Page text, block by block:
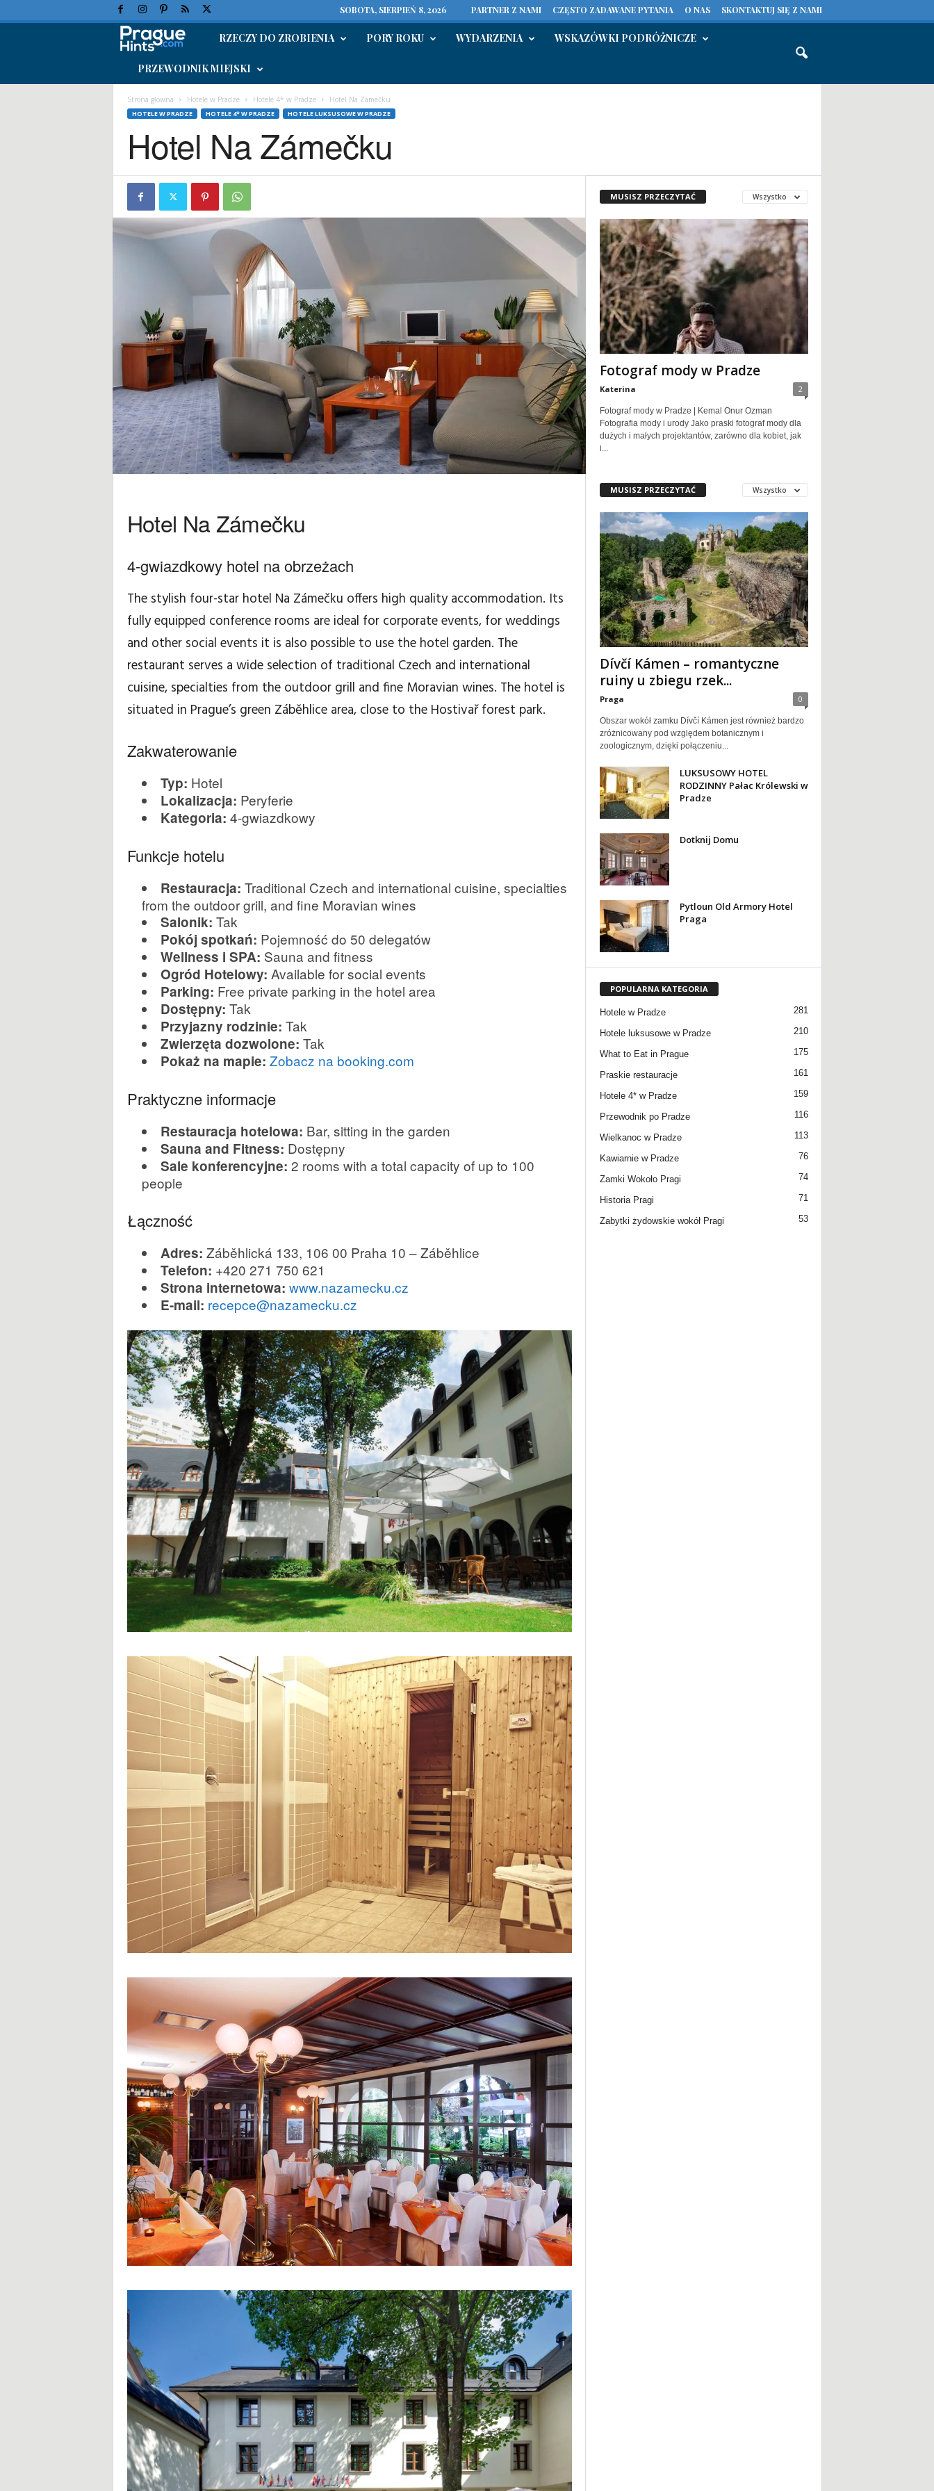
SOBOTA, SIERPIEŃ 8, 2026 PARTNER Z NAMI CZĘSTO ZADAWANE PYTANIA O NAS SKONTAKTUJ SIĘ Z NAMI
a
k
c
e
a
e
s
z
ó
w
k
p
r
a
d
y
o
t
c
z
ą
p
o
r
ż
y
RZECZY DO ZROBIENIA PORY ROKU WYDARZENIA WSKAZÓWKI PODRÓŻNICZE
PRZEWODNIK MIEJSKI
Strona główna Hotele w Pradze Hotele 4* w Pradze Hotel Na Zámečku
HOTELE W PRADZE HOTELE 4* W PRADZE HOTELE LUKSUSOWE W PRADZE
Hotel Na Zámečku
Hotel Na Zámečku
4-gwiazdkowy hotel na obrzeżach
The stylish four-star hotel Na Zámečku offers high quality accommodation. Its
fully equipped conference rooms are ideal for corporate events, for weddings
and other social events it is also possible to use the hotel garden. The
restaurant serves a wide selection of traditional Czech and international
cuisine, specialties from the outdoor grill and fine Moravian wines. The hotel is
situated in Prague’s green Záběhlice area, close to the Hostivař forest park.
Zakwaterowanie
Typ: Hotel
Lokalizacja: Peryferie
Kategoria: 4-gwiazdkowy
Funkcje hotelu
Restauracja: Traditional Czech and international cuisine, specialties
from the outdoor grill, and fine Moravian wines
Salonik: Tak
Pokój spotkań: Pojemność do 50 delegatów
Wellness i SPA: Sauna and fitness
Ogród Hotelowy: Available for social events
Parking: Free private parking in the hotel area
Dostępny: Tak
Przyjazny rodzinie: Tak
Zwierzęta dozwolone: Tak
Pokaż na mapie: Zobacz na booking.com
Praktyczne informacje
Restauracja hotelowa: Bar, sitting in the garden
Sauna and Fitness: Dostępny
Sale konferencyjne: 2 rooms with a total capacity of up to 100
people
Łączność
Adres: Záběhlická 133, 106 00 Praha 10 – Záběhlice
Telefon: +420 271 750 621
Strona internetowa: www.nazamecku.cz
E-mail: recepce@nazamecku.cz
MUSISZ PRZECZYTAĆ Wszystko
Fotograf mody w Pradze
Katerina 2
Fotograf mody w Pradze | Kemal Onur Ozman
Fotografia mody i urody Jako praski fotograf mody dla
dużych i małych projektantów, zarówno dla kobiet, jak
i...
MUSISZ PRZECZYTAĆ Wszystko
Dívčí Kámen – romantyczne
ruiny u zbiegu rzek...
Praga 0
Obszar wokół zamku Dívčí Kámen jest również bardzo
zróżnicowany pod względem botanicznym i
zoologicznym, dzięki połączeniu...
LUKSUSOWY HOTEL
RODZINNY Pałac Królewski w
Pradze
Dotknij Domu
Pytloun Old Armory Hotel
Praga
POPULARNA KATEGORIA
Hotele w Pradze 281
Hotele luksusowe w Pradze 210
What to Eat in Prague 175
Praskie restauracje 161
Hotele 4* w Pradze 159
Przewodnik po Pradze 116
Wielkanoc w Pradze 113
Kawiarnie w Pradze 76
Zamki Wokoło Pragi 74
Historia Pragi 71
Zabytki żydowskie wokół Pragi 53